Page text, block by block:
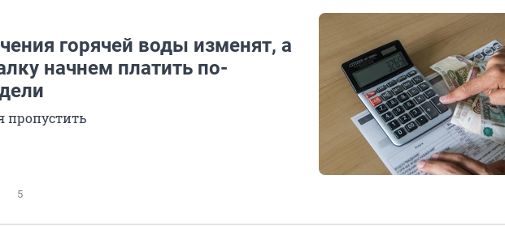
горячей воды изменят, а
начнем платить по-
пропустить
5